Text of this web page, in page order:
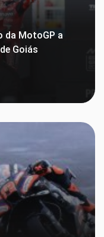
da MotoGP a
Goiás